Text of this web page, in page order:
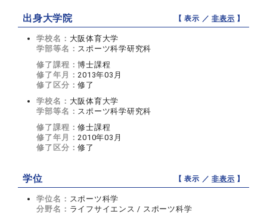
出身大学院 【 表示 ／非表示 】
学校名： 大阪体育大学
学部等名： スポーツ科学研究科
修了課程：博士課程
修了年月：2013年03月
修了区分：修了
学校名： 大阪体育大学
学部等名： スポーツ科学研究科
修了課程：修士課程
修了年月：2010年03月
修了区分：修了
学位 【 表示 ／非表示 】
学位名： スポーツ科学
分野名： ライフサイエンス / スポーツ科学